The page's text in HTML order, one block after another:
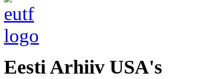
Eesti Arhiiv USA's